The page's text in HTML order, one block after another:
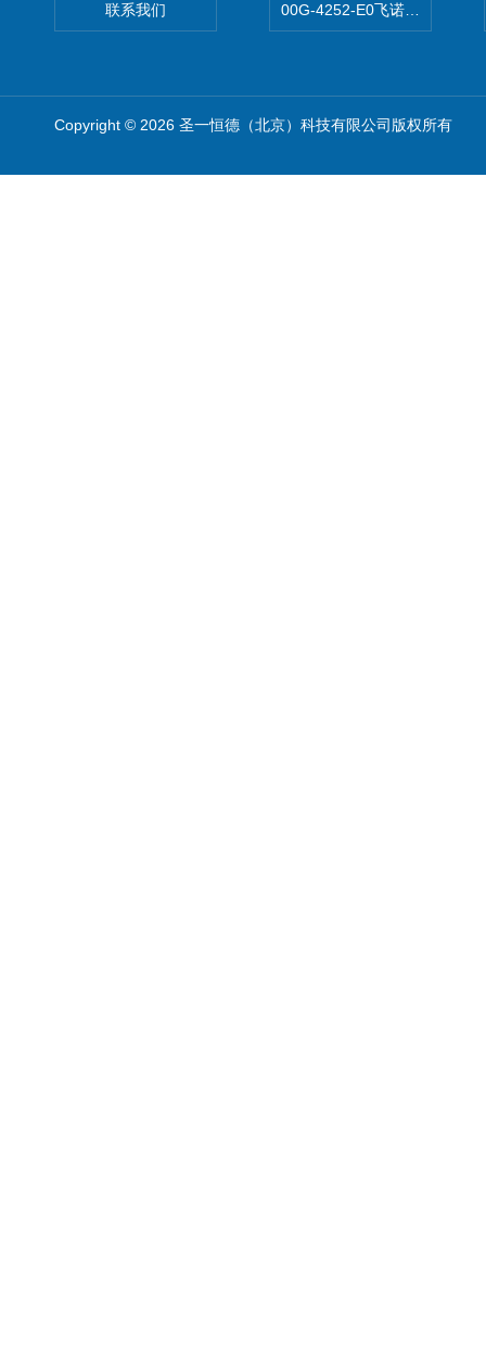
联系我们 00G-4252-E0飞诺美Luna
Copyright © 2026 圣一恒德（北京）科技有限公司版权所有